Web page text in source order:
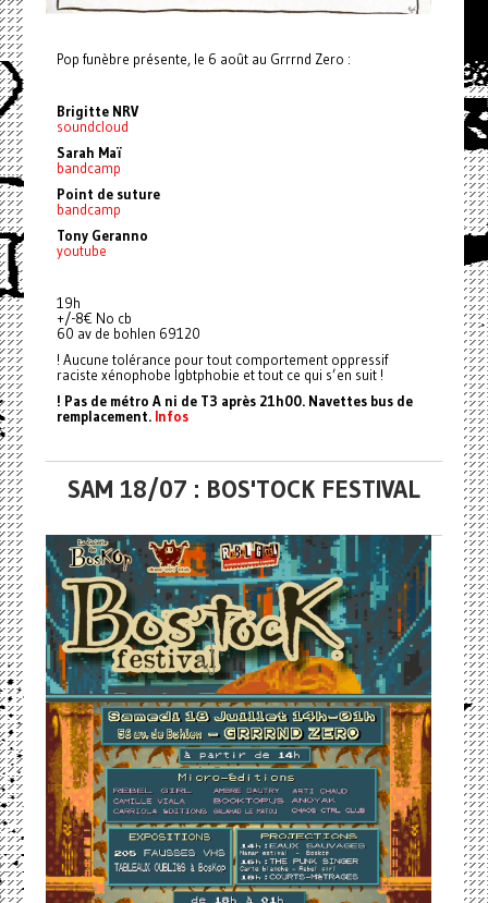
Pop funèbre présente, le 6 août au Grrrnd Zero :
Brigitte NRV
soundcloud
Sarah Maï
bandcamp
Point de suture
bandcamp
Tony Geranno
youtube
19h
+/-8€ No cb
60 av de bohlen 69120
! Aucune tolérance pour tout comportement oppressif
raciste xénophobe lgbtphobie et tout ce qui s’en suit !
! Pas de métro A ni de T3 après 21h00. Navettes bus de
remplacement. Infos
SAM 18/07 : BOS'TOCK FESTIVAL